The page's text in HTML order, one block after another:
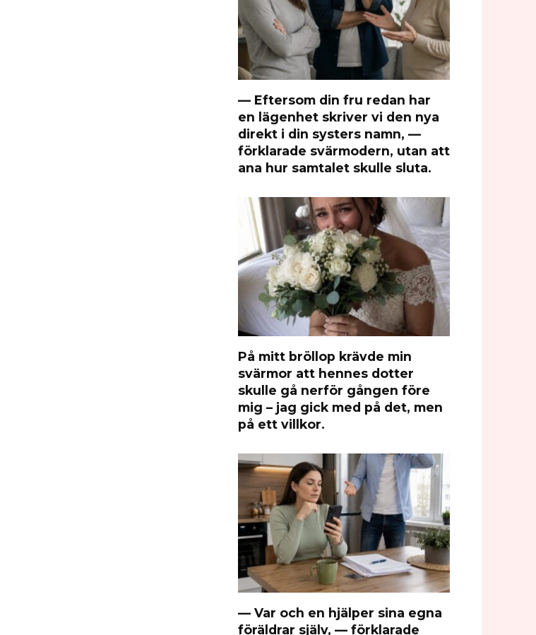
— Eftersom din fru redan har
en lägenhet skriver vi den nya
direkt i din systers namn, —
förklarade svärmodern, utan att
ana hur samtalet skulle sluta.
På mitt bröllop krävde min
svärmor att hennes dotter
skulle gå nerför gången före
mig – jag gick med på det, men
på ett villkor.
— Var och en hjälper sina egna
föräldrar själv, — förklarade